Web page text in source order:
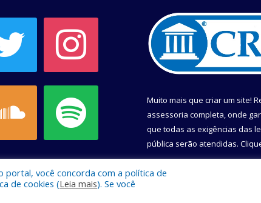
Muito mais que criar um site!
assessoria completa, onde
que todas as exigências das
pública serão atendidas.
Conheça o
portal, você concorda com a política de
de cookies (Leia mais). Se você